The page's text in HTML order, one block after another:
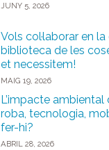
JUNY 5, 2026
Vols col·laborar en
biblioteca de les
et necessitem!
MAIG 19, 2026
L’impacte
roba, tecnologia,
fer-hi?
ABRIL 28, 2026